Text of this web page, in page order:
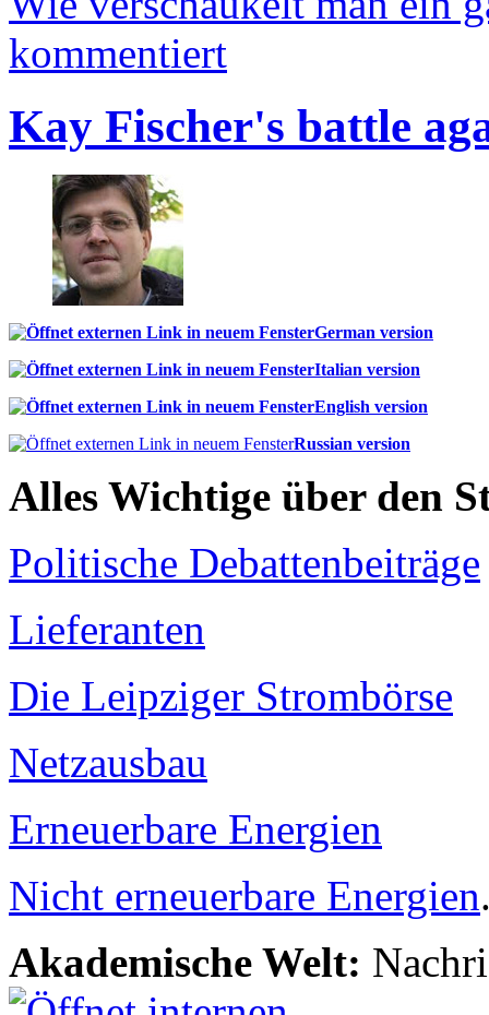
kommentiert
Kay Fischer's battle
German version
Italian version
English version
Russian version
Alles Wichtige über den
Politische Debattenbeiträge
Lieferanten
Die Leipziger Strombörse
Netzausbau
Erneuerbare Energien
Nicht erneuerbare Energien
Akademische Welt: